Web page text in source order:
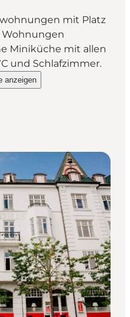
mit Platz
Wohnungen
Miniküche mit allen
und Schlafzimmer.
Apartments -
anzeigen
Hotel Apartments - Wohnen Sie